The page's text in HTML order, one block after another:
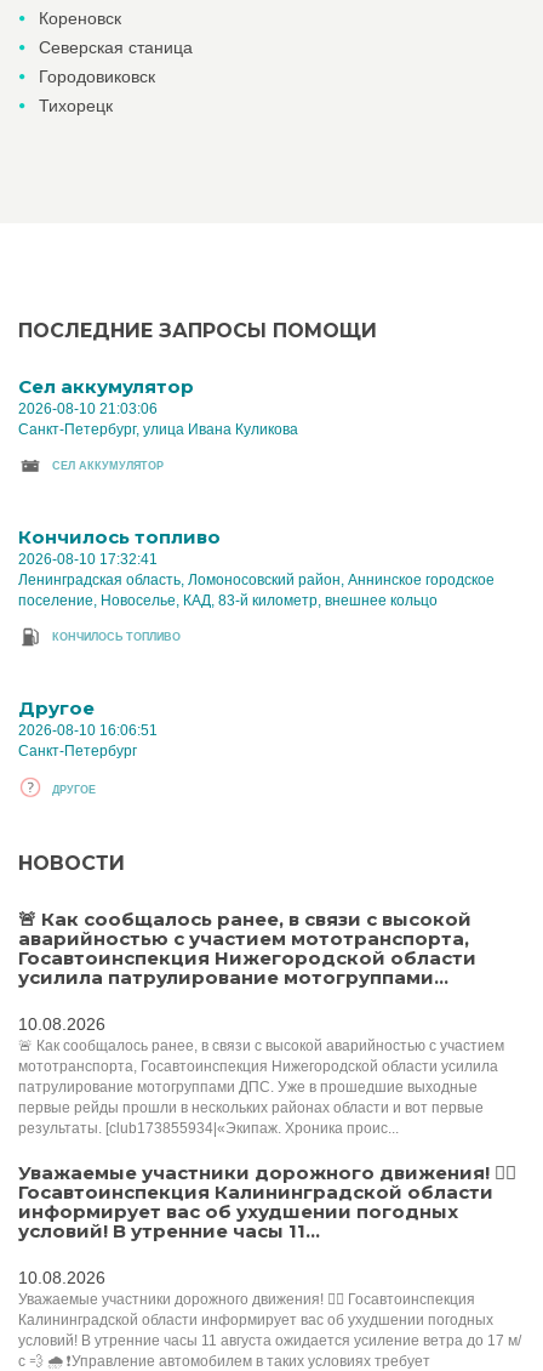
Кореновск
Северская станица
Городовиковск
Тихорецк
ПОСЛЕДНИЕ ЗАПРОСЫ ПОМОЩИ
Cел аккумулятор
2026-08-10 21:03:06
Санкт-Петербург, улица Ивана Куликова
CЕЛ АККУМУЛЯТОР
Кончилось топливо
2026-08-10 17:32:41
Ленинградская область, Ломоносовский район, Аннинское городское
поселение, Новоселье, КАД, 83-й километр, внешнее кольцо
КОНЧИЛОСЬ ТОПЛИВО
Другое
2026-08-10 16:06:51
Санкт-Петербург
ДРУГОЕ
НОВОСТИ
🚨 Как сообщалось ранее, в связи с высокой
аварийностью с участием мототранспорта,
Госавтоинспекция Нижегородской области
усилила патрулирование мотогруппами...
10.08.2026
🚨 Как сообщалось ранее, в связи с высокой аварийностью с участием
мототранспорта, Госавтоинспекция Нижегородской области усилила
патрулирование мотогруппами ДПС. Уже в прошедшие выходные
первые рейды прошли в нескольких районах области и вот первые
результаты. [club173855934|«Экипаж. Хроника проис...
Уважаемые участники дорожного движения! 👮‍♀️
Госавтоинспекция Калининградской области
информирует вас об ухудшении погодных
условий! В утренние часы 11...
10.08.2026
Уважаемые участники дорожного движения! 👮‍♀️ Госавтоинспекция
Калининградской области информирует вас об ухудшении погодных
условий! В утренние часы 11 августа ожидается усиление ветра до 17 м/
с 💨 🌧️ ❗️Управление автомобилем в таких условиях требует